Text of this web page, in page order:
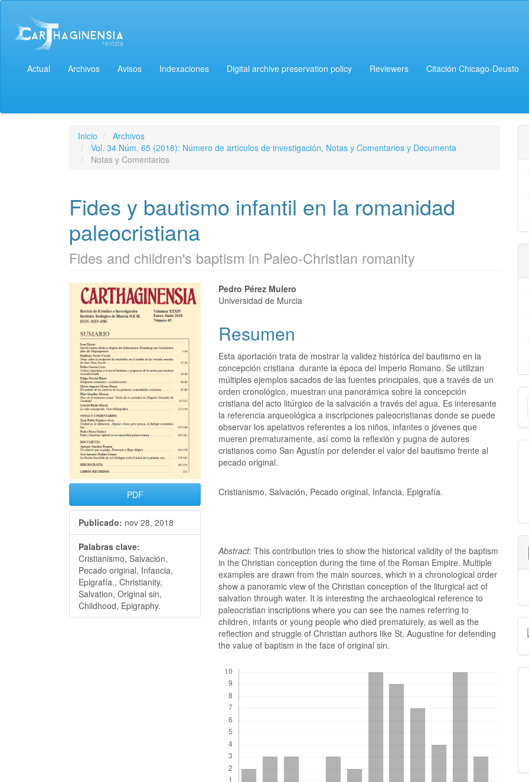
Actual Archivos Avisos Indexaciones Digital archive preservation policy Reviewers Citación Chicago-Deusto
Inicio
Archivos
Vol. 34 Núm. 65 (2018): Número de artículos de investigación, Notas y Comentarios y Documenta
Notas y Comentarios
Fides y bautismo infantil en la romanidad
paleocristiana
Fides and children's baptism in Paleo-Christian romanity
PDF
Publicado: nov 28, 2018
Palabras clave:
Cristianismo, Salvación,
Pecado original, Infancia,
Epigrafía., Christianity,
Salvation, Original sin,
Childhood, Epigraphy.
Pedro Pérez Mulero
Universidad de Murcia
Resumen
Esta aportación trata de mostrar la validez histórica del bautismo en la
concepción cristiana durante la época del Imperio Romano. Se utilizan
múltiples ejemplos sacados de las fuentes principales, que a través de un
orden cronológico, muestran una panorámica sobre la concepción
cristiana del acto litúrgico de la salvación a través del agua. Es interesante
la referencia arqueológica a inscripciones paleocristianas donde se puede
observar los apelativos referentes a los niños, infantes o jóvenes que
mueren prematuramente, así como la reflexión y pugna de autores
cristianos como San Agustín por defender el valor del bautismo frente al
pecado original.
Cristianismo, Salvación, Pecado original, Infancia, Epigrafía.
Abstract: This contribution tries to show the historical validity of the baptism
in the Christian conception during the time of the Roman Empire. Multiple
examples are drawn from the main sources, which in a chronological order
show a panoramic view of the Christian conception of the liturgical act of
salvation through water. It is interesting the archaeological reference to
paleocristian inscriptions where you can see the names referring to
children, infants or young people who died prematurely, as well as the
reflection and struggle of Christian authors like St. Augustine for defending
the value of baptism in the face of original sin.